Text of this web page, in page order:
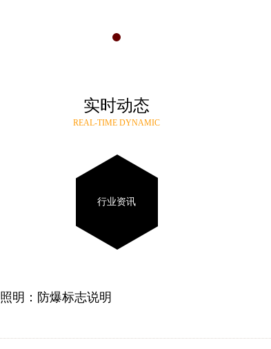
实时动态
REAL-TIME DYNAMIC
行业资讯
明：防爆标志说明